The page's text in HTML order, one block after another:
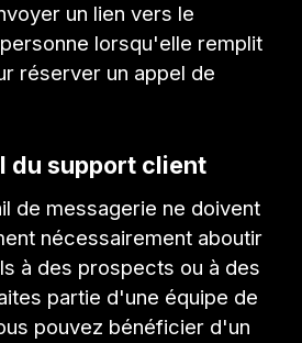
un lien vers le
lorsqu'elle remplit
réserver un appel de
du support client
de messagerie ne doivent
nécessairement aboutir
à des prospects ou à des
partie d'une équipe de
pouvez bénéficier d'un